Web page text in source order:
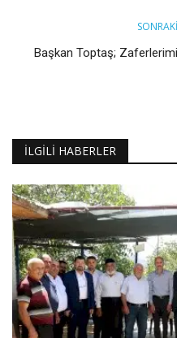
Başkan Toptaş;
İLGILI HABERLER